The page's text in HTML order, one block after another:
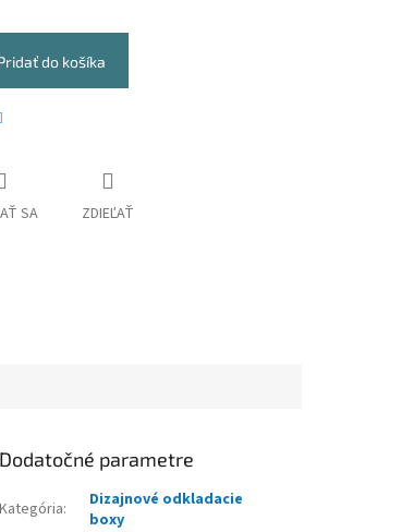
do košíka
SA ZDIEĽAŤ
Dodatočné parametre
Kategória:
Dizajnové odkladacie
boxy